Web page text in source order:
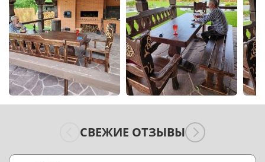
СВЕЖИЕ ОТЗЫВЫ